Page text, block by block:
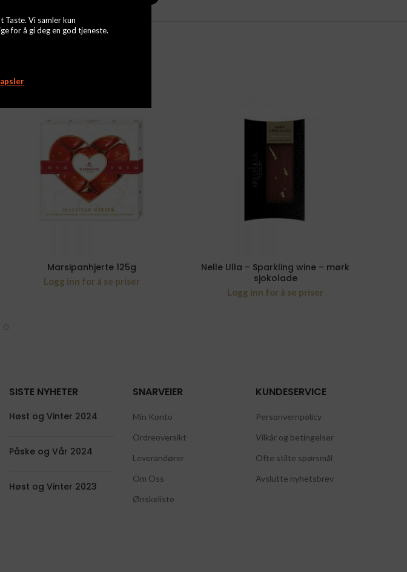
Marsipanhjerte 125g
Logg inn for å se priser
Nelle Ulla – Sparkling wine – mørk
sjokolade
Logg inn for å se priser
SISTE NYHETER
Høst og Vinter 2024
Påske og Vår 2024
Høst og Vinter 2023
SNARVEIER
Min Konto
Ordreoversikt
Leverandører
Om Oss
Ønskeliste
KUNDESERVICE
Personvernpolicy
Vilkår og betingelser
Ofte stilte spørsmål
Avslutte nyhetsbrev
Taste. Vi samler kun
for å gi deg en god tjeneste.